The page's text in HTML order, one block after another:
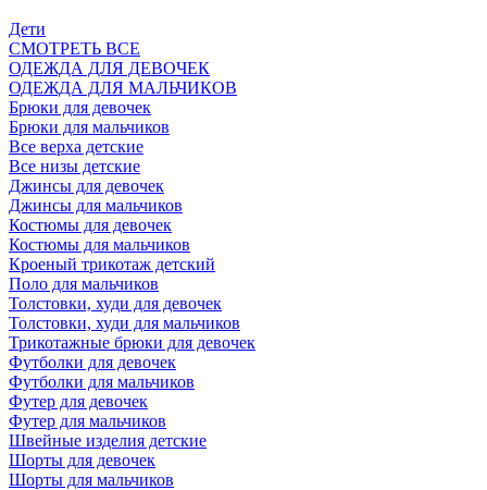
Дети
СМОТРЕТЬ ВСЕ
ОДЕЖДА ДЛЯ ДЕВОЧЕК
ОДЕЖДА ДЛЯ МАЛЬЧИКОВ
Брюки для девочек
Брюки для мальчиков
Все верха детские
Все низы детские
Джинсы для девочек
Джинсы для мальчиков
Костюмы для девочек
Костюмы для мальчиков
Кроеный трикотаж детский
Поло для мальчиков
Толстовки, худи для девочек
Толстовки, худи для мальчиков
Трикотажные брюки для девочек
Футболки для девочек
Футболки для мальчиков
Футер для девочек
Футер для мальчиков
Швейные изделия детские
Шорты для девочек
Шорты для мальчиков